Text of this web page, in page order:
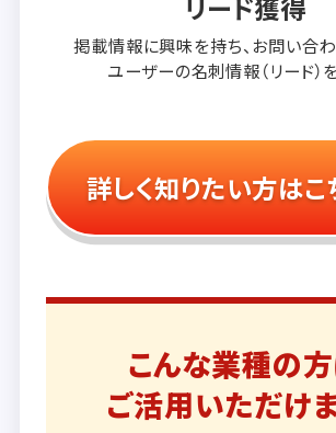
リード獲得
掲載情報に興味を持ち、 お問い合
ユーザーの名刺情報（リード）
詳しく知りたい方はこ
こんな業種の
ご活用いただけま